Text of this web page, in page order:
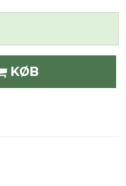
KØB